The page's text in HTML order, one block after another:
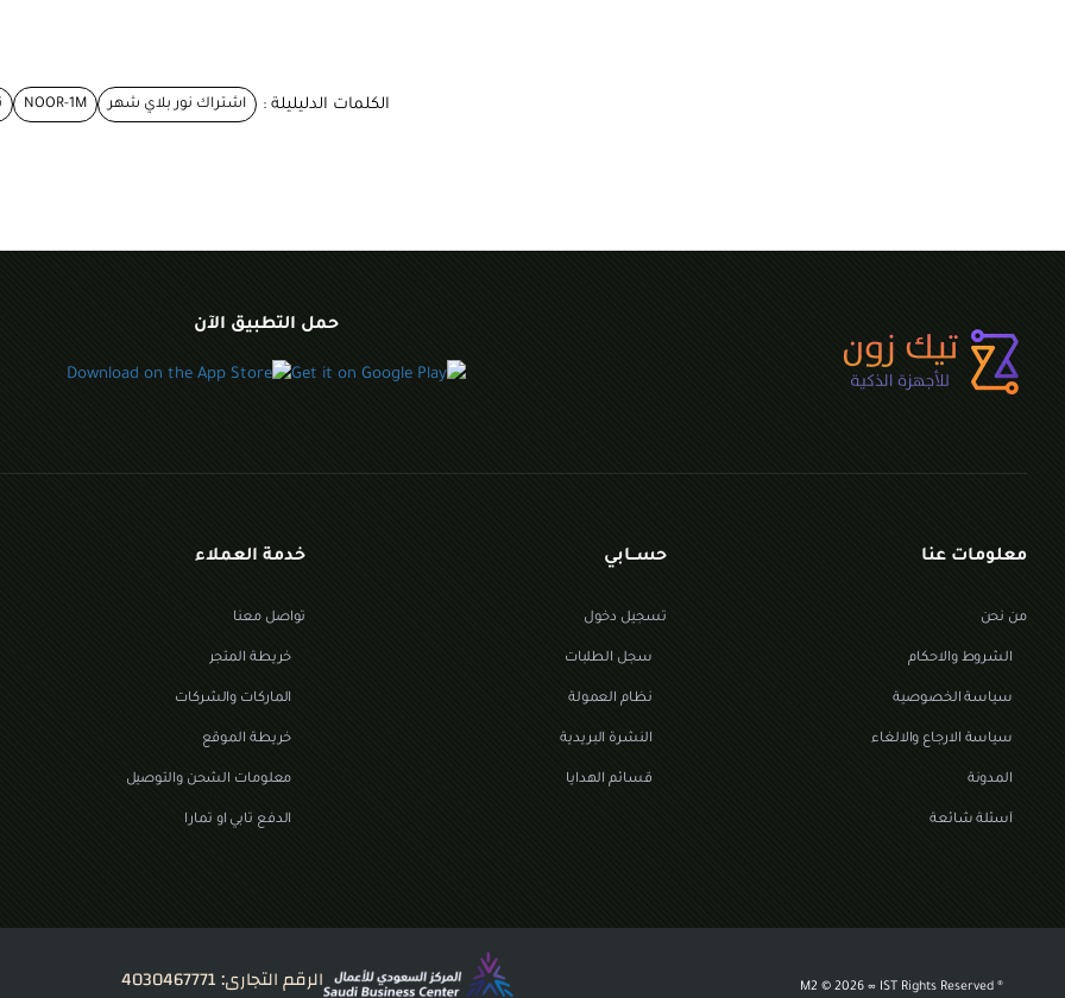
الكلمات الدليليلة : اشتراك نور بلاي شهر NOOR-1M
حمل التطبيق الآن
معلومات عنا
من نحن
الشروط والاحكام
سياسة الخصوصية
سياسة الارجاع والالغاء
المدونة
أسئلة شائعة
حســابي
تسجيل دخول
سجل الطلبات
نظام العمولة
النشرة البريدية
قسائم الهدايا
خدمة العملاء
تواصل معنا
خريطة المتجر
الماركات والشركات
خريطة الموقع
معلومات الشحن والتوصيل
الدفع تابي او تمارا
® M2 ©
2026 ∞ IST Rights Reserved الرقم التجارى: 4030467771